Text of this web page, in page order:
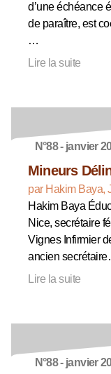
d’une échéance
de paraître, est
…
Lire la suite
N°88 - janvier
Mineurs
par Hakim Baya,
Hakim Baya
Nice, secrétaire
Vignes Infirmier
ancien
Lire la suite
N°88 - janvier